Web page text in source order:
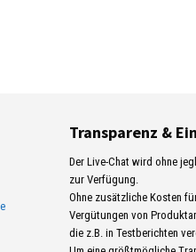
Transparenz &
Der Live-Chat wird ohne
zur Verfügung.
Ohne zusätzliche Kosten
Vergütungen von
die z.B. in Testberichten